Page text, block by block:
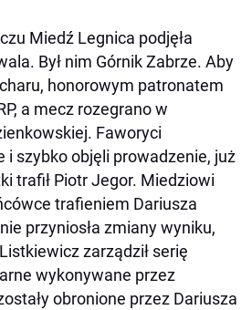
Miedź Legnica podjęła
Był nim Górnik Zabrze. Aby
honorowym patronatem
a mecz rozegrano w
Faworyci
i szybko objęli prowadzenie, już
trafił Piotr Jegor. Miedziowi
trafieniem Dariusza
przyniosła zmiany wyniku,
zarządził serię
wykonywane przez
obronione przez Dariusza